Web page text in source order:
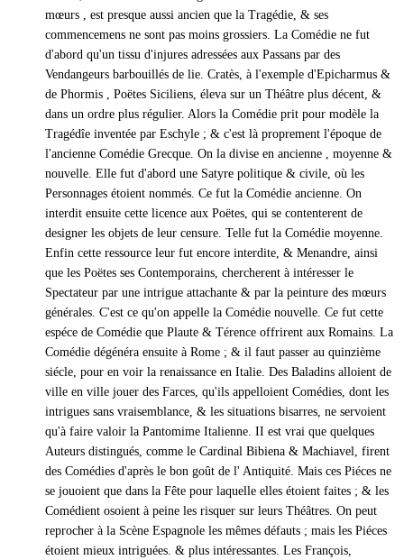
mœurs , est presque aussi ancien que la Tragédie, & ses
commencemens ne sont pas moins grossiers. La Comédie ne fut
d'abord qu'un tissu d'injures adressées aux Passans par des
Vendangeurs barbouillés de lie. Cratès, à l'exemple d'Epicharmus &
de Phormis , Poëtes Siciliens, éleva sur un Théâtre plus décent, &
dans un ordre plus régulier. Alors la Comédie prit pour modèle la
Tragédîe inventée par Eschyle ; & c'est là proprement l'époque de
l'ancienne Comédie Grecque. On la divise en ancienne , moyenne &
nouvelle. Elle fut d'abord une Satyre politique & civile, où les
Personnages étoient nommés. Ce fut la Comédie ancienne. On
interdit ensuite cette licence aux Poëtes, qui se contenterent de
designer les objets de leur censure. Telle fut la Comédie moyenne.
Enfin cette ressource leur fut encore interdite, & Menandre, ainsi
que les Poëtes ses Contemporains, chercherent à intéresser le
Spectateur par une intrigue attachante & par la peinture des mœurs
générales. C'est ce qu'on appelle la Comédie nouvelle. Ce fut cette
espéce de Comédie que Plaute & Térence offrirent aux Romains. La
Comédie dégénéra ensuite à Rome ; & il faut passer au quinzième
siécle, pour en voir la renaissance en Italie. Des Baladins alloient de
ville en ville jouer des Farces, qu'ils appelloient Comédies, dont les
intrigues sans vraisemblance, & les situations bisarres, ne servoient
qu'à faire valoir la Pantomime Italienne. II est vrai que quelques
Auteurs distingués, comme le Cardinal Bibiena & Machiavel, firent
des Comédies d'après le bon goût de l' Antiquité. Mais ces Piéces ne
se jouoient que dans la Fête pour laquelle elles étoient faites ; & les
Comédient osoient à peine les risquer sur leurs Théâtres. On peut
reprocher à la Scène Espagnole les mêmes défauts ; mais les Piéces
étoient mieux intriguées. & plus intéressantes. Les François,